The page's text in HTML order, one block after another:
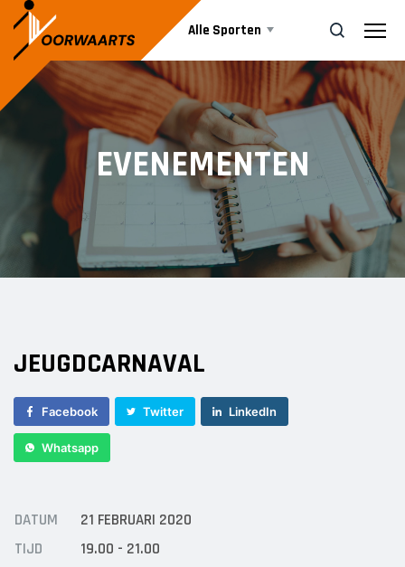
Alle Sporten
Nieuws
Events
Business
Vrijwilliger worden
Sponsor worden
ZOEK
EVENEMENTEN
JEUGDCARNAVAL
Facebook Twitter LinkedIn
Whatsapp
DATUM
21 FEBRUARI 2020
TIJD
19.00 - 21.00